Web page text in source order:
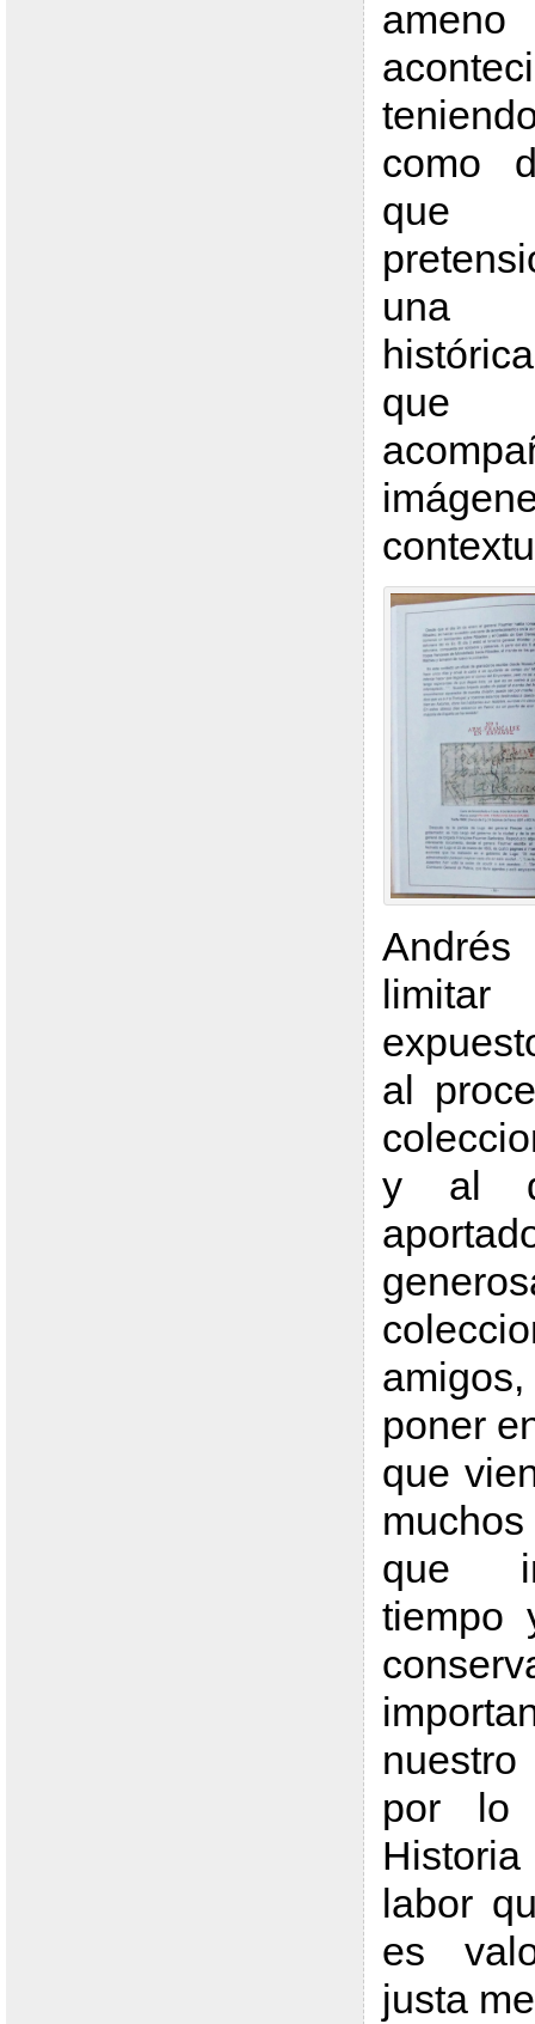
como
que
una
que
al
y al
poner
que
que
tiempo
por lo
labor
es
justa